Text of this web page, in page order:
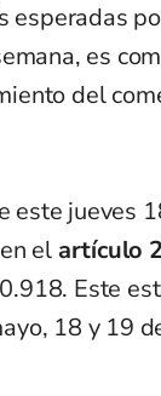
esperadas
es
del
este jueves
el artículo
Este
18 y 19